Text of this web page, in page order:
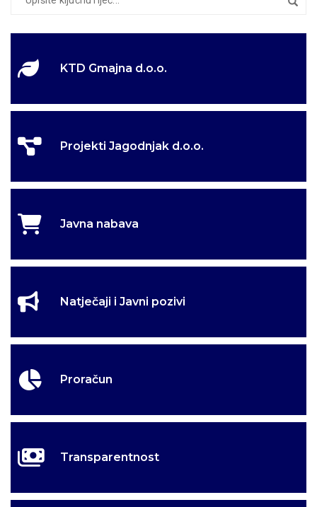
Dobro došli u selo
kulina
službene stranice
Općine Jagodnjak
Dobro došli u selo
kulina
službene stranice
Općine Jagodnjak
KTD Gmajna d.o.o.
Projekti Jagodnjak d.o.o.
Javna nabava
Natječaji i Javni pozivi
Proračun
Transparentnost